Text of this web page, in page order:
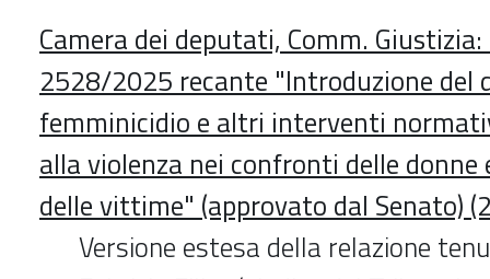
Camera dei deputati, Comm.
2528/2025 recante "Introduzione del
femminicidio e altri interventi
alla violenza nei confronti delle
delle vittime" (approvato dal Senato)
Versione estesa della relazione